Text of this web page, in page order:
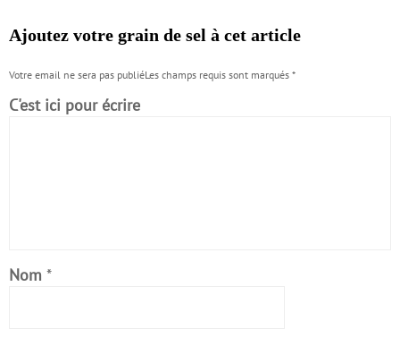
Ajoutez votre grain de sel à cet article
Votre email ne sera pas publiéLes champs requis sont marqués *
C'est ici pour écrire
Nom *